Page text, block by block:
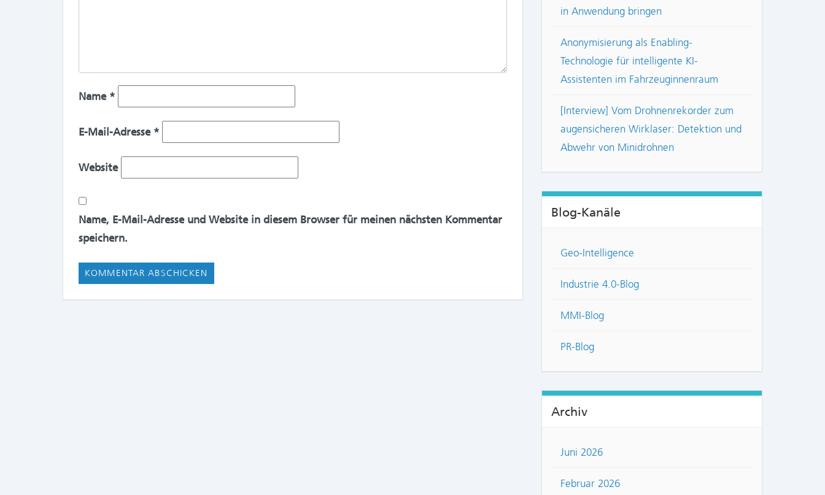
Name *
E-Mail-Adresse *
Website
Name, E-Mail-Adresse und Website in diesem Browser für meinen nächsten Kommentar
speichern.
in Anwendung bringen
Anonymisierung als Enabling-
Technologie für intelligente KI-
Assistenten im Fahrzeuginnenraum
[Interview] Vom Drohnenrekorder zum
augensicheren Wirklaser: Detektion und
Abwehr von Minidrohnen
Blog-Kanäle
Geo-Intelligence
Industrie 4.0-Blog
MMI-Blog
PR-Blog
Archiv
Juni 2026
Februar 2026